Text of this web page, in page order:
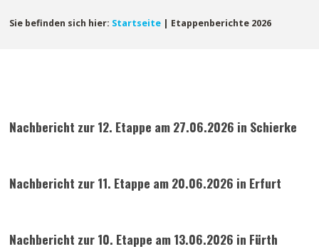
Sie befinden sich hier: Startseite | Etappenberichte 2026
Nachbericht zur 12. Etappe am 27.06.2026 in Schierke
Nachbericht zur 11. Etappe am 20.06.2026 in Erfurt
Nachbericht zur 10. Etappe am 13.06.2026 in Fürth